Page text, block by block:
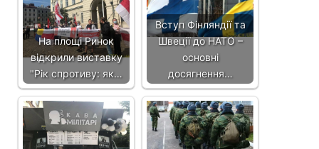
На площі Ринок
відкрили виставку
"Рік спротиву: як…
Вступ Фінляндії та
Швеції до НАТО –
основні
досягнення…